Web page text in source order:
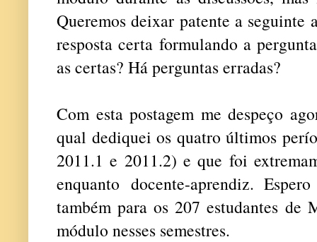
Queremos deixar patente a seguinte
resposta certa formulando a
as certas? Há perguntas erradas?
Com esta postagem me despeço
qual dediquei os quatro últimos
2011.1 e 2011.2) e que foi
enquanto docente-aprendiz.
também para os 207 estudantes de
módulo nesses semestres.